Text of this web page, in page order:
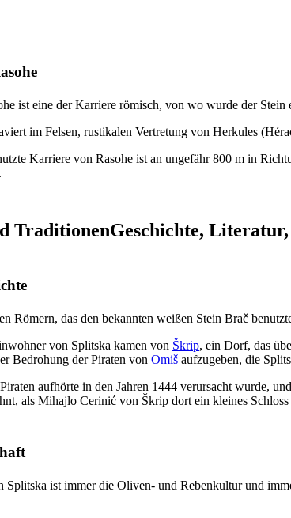
ist eine der Karriere römisch, von wo wurde der
im Felsen, rustikalen Vertretung von Herkules
Karriere von Rasohe ist an ungefähr 800 m in
Geschichte,
Römern, das den bekannten weißen Stein Brač
von Splitska kamen von Škrip, ein Dorf, das
Bedrohung der Piraten von Omiš aufzugeben, die
aufhörte in den Jahren 1444 verursacht wurde,
als Mihajlo Cerinić von Škrip dort ein kleines Schloss
Splitska ist immer die Oliven- und Rebenkultur und